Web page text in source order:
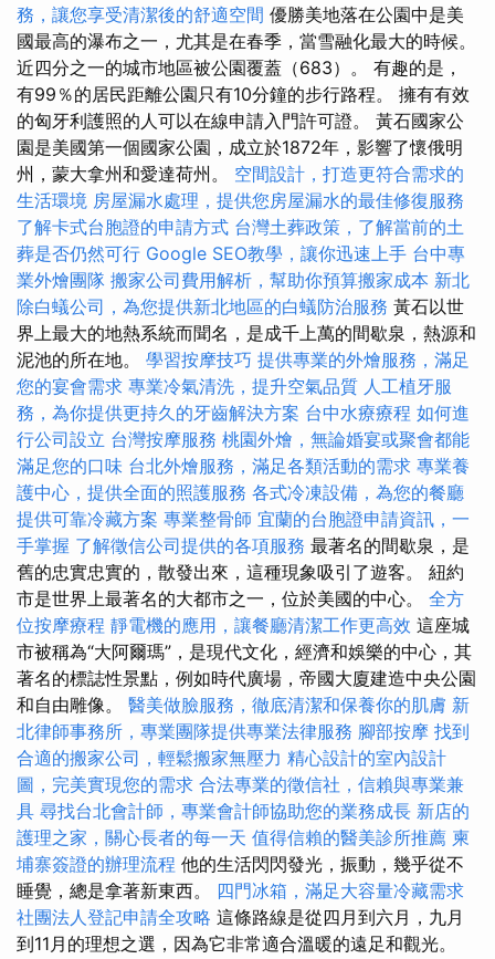
務，讓您享受清潔後的舒適空間 優勝美地落在公園中是美
國最高的瀑布之一，尤其是在春季，當雪融化最大的時候。
近四分之一的城市地區被公園覆蓋（683）。 有趣的是，
有99％的居民距離公園只有10分鐘的步行路程。 擁有有效
的匈牙利護照的人可以在線申請入門許可證。 黃石國家公
園是美國第一個國家公園，成立於1872年，影響了懷俄明
州，蒙大拿州和愛達荷州。 空間設計，打造更符合需求的
生活環境 房屋漏水處理，提供您房屋漏水的最佳修復服務
了解卡式台胞證的申請方式 台灣土葬政策，了解當前的土
葬是否仍然可行 Google SEO教學，讓你迅速上手 台中專
業外燴團隊 搬家公司費用解析，幫助你預算搬家成本 新北
除白蟻公司，為您提供新北地區的白蟻防治服務 黃石以世
界上最大的地熱系統而聞名，是成千上萬的間歇泉，熱源和
泥池的所在地。 學習按摩技巧 提供專業的外燴服務，滿足
您的宴會需求 專業冷氣清洗，提升空氣品質 人工植牙服
務，為你提供更持久的牙齒解決方案 台中水療療程 如何進
行公司設立 台灣按摩服務 桃園外燴，無論婚宴或聚會都能
滿足您的口味 台北外燴服務，滿足各類活動的需求 專業養
護中心，提供全面的照護服務 各式冷凍設備，為您的餐廳
提供可靠冷藏方案 專業整骨師 宜蘭的台胞證申請資訊，一
手掌握 了解徵信公司提供的各項服務 最著名的間歇泉，是
舊的忠實忠實的，散發出來，這種現象吸引了遊客。 紐約
市是世界上最著名的大都市之一，位於美國的中心。 全方
位按摩療程 靜電機的應用，讓餐廳清潔工作更高效 這座城
市被稱為“大阿爾瑪”，是現代文化，經濟和娛樂的中心，其
著名的標誌性景點，例如時代廣場，帝國大廈建造中央公園
和自由雕像。 醫美做臉服務，徹底清潔和保養你的肌膚 新
北律師事務所，專業團隊提供專業法律服務 腳部按摩 找到
合適的搬家公司，輕鬆搬家無壓力 精心設計的室內設計
圖，完美實現您的需求 合法專業的徵信社，信賴與專業兼
具 尋找台北會計師，專業會計師協助您的業務成長 新店的
護理之家，關心長者的每一天 值得信賴的醫美診所推薦 柬
埔寨簽證的辦理流程 他的生活閃閃發光，振動，幾乎從不
睡覺，總是拿著新東西。 四門冰箱，滿足大容量冷藏需求
社團法人登記申請全攻略 這條路線是從四月到六月，九月
到11月的理想之選，因為它非常適合溫暖的遠足和觀光。